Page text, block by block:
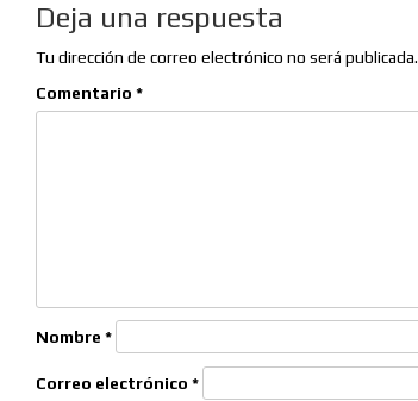
Deja una respuesta
Tu dirección de correo electrónico no será publicada.
Comentario *
Nombre *
Correo electrónico *